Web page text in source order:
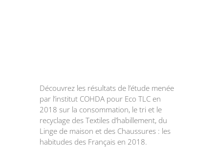
Découvrez les résultats de l’étude menée
par l’institut COHDA pour Eco TLC en
2018 sur la consommation, le tri et le
recyclage des Textiles d’habillement, du
Linge de maison et des Chaussures : les
habitudes des Français en 2018.